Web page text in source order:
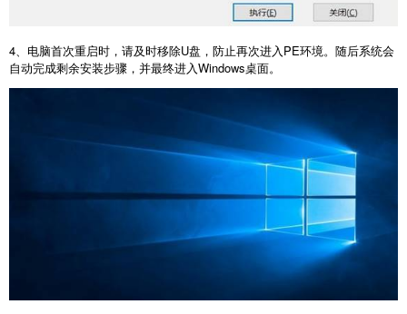
4、电脑首次重启时，请及时移除U盘，防止再次进入PE环境。随后系统会
自动完成剩余安装步骤，并最终进入Windows桌面。